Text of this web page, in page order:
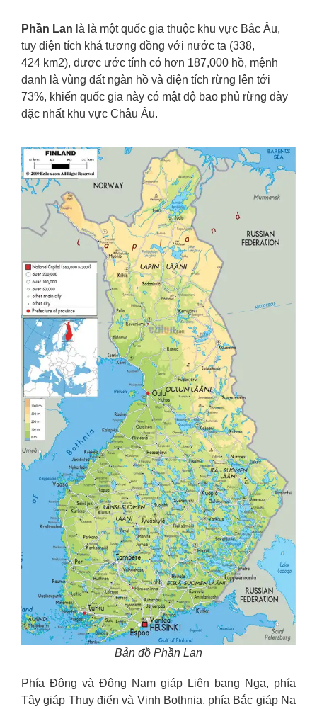
Phần Lan là là một quốc gia thuộc khu vực Bắc Âu,
tuy diện tích khá tương đồng với nước ta (338,
424 km2), được ước tính có hơn 187,000 hồ, mệnh
danh là vùng đất ngàn hồ và diện tích rừng lên tới
73%, khiến quốc gia này có mật độ bao phủ rừng dày
đặc nhất khu vực Châu Âu.
Bản đồ Phần Lan
Phía Đông và Đông Nam giáp Liên bang Nga, phía
Tây giáp Thuỵ điển và Vịnh Bothnia, phía Bắc giáp Na